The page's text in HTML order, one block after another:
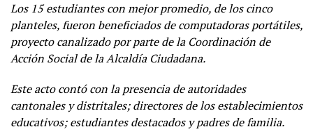
Los 15 estudiantes con mejor promedio, de los cinco
planteles, fueron beneficiados de computadoras portátiles,
proyecto canalizado por parte de la Coordinación de
Acción Social de la Alcaldía Ciudadana.
Este acto contó con la presencia de autoridades
cantonales y distritales; directores de los establecimientos
educativos; estudiantes destacados y padres de familia.